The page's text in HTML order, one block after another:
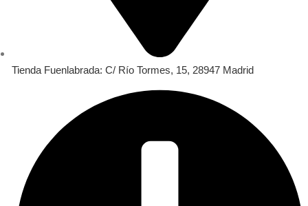
Tienda Fuenlabrada: C/ Río Tormes, 15, 28947 Madrid